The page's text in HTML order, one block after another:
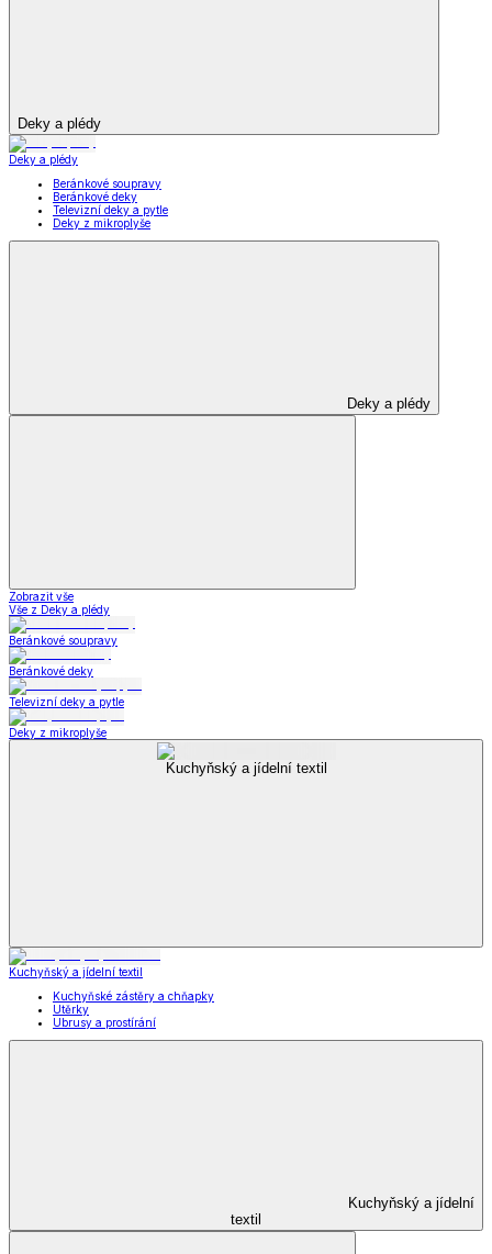
Deky a plédy
Deky a plédy
Beránkové soupravy
Beránkové deky
Televizní deky a pytle
Deky z mikroplyše
Deky a plédy
Zobrazit vše
Vše z Deky a plédy
Beránkové soupravy
Beránkové deky
Televizní deky a pytle
Deky z mikroplyše
Kuchyňský a jídelní textil
Kuchyňský a jídelní textil
Kuchyňské zástěry a chňapky
Utěrky
Ubrusy a prostírání
Kuchyňský a jídelní
textil